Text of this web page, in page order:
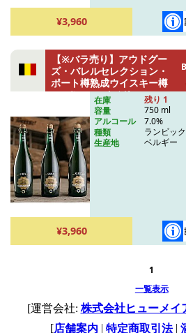
¥3,960
【※バラ売り】アウドグー
ズ・バレルセレクション・
ポート樽熟成ウイスキー樽
バレルエイジド 2020
在庫
残り 1
容量
750 ml
アルコール
7.0%
種類
ランビック
生産地
ベルギー
¥3,960
1
一覧表示
[運営会社: 株式会社ヒューメイ
[店舗案内 | 特定商取引法|